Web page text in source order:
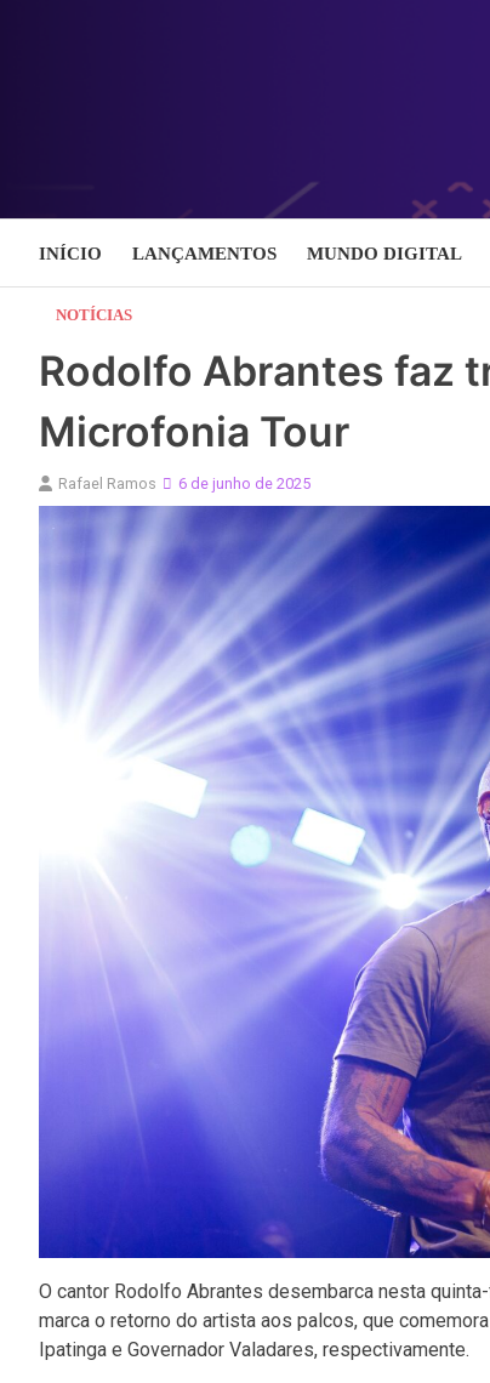
INÍCIO LANÇAMENTOS MUNDO DIGITAL
NOTÍCIAS
Rodolfo Abrantes faz
Microfonia Tour
Rafael Ramos 6 de junho de 2025
O cantor Rodolfo Abrantes desembarca nesta
marca o retorno do artista aos palcos, que
Ipatinga e Governador Valadares, respectivamente.